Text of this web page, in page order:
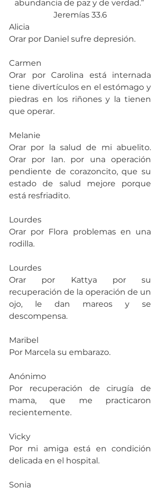
abundancia de paz y de verdad.”
Jeremías 33.6
Alicia
Orar por Daniel sufre depresión.
Carmen
Orar por Carolina está internada
tiene divertículos en el estómago y
piedras en los riñones y la tienen
que operar.
Melanie
Orar por la salud de mi abuelito.
Orar por Ian. por una operación
pendiente de corazoncito, que su
estado de salud mejore porque
está resfriadito.
Lourdes
Orar por Flora problemas en una
rodilla.
Lourdes
Orar por Kattya por su
recuperación de la operación de un
ojo, le dan mareos y se
descompensa.
Maribel
Por Marcela su embarazo.
Anónimo
Por recuperación de cirugía de
mama, que me practicaron
recientemente.
Vicky
Por mi amiga está en condición
delicada en el hospital.
Sonia